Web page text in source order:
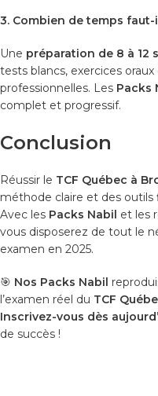
3. Combien de temps
Une préparation de 8 à 12
tests blancs, exercices
professionnelles. Les Packs
complet et progressif.
Conclusion
Réussir le TCF Québec à
méthode claire et des outils
Avec les Packs Nabil et les
vous disposerez de tout le
examen en 2025.
🎯 Nos Packs Nabil
l’examen réel du TCF
Inscrivez-vous dès
de succès !